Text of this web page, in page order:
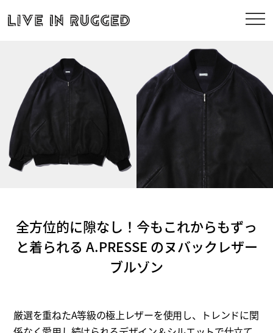
全方位的に隙なし！今もこれからもずっ
と着られる A.PRESSE のヌバックレザー
ブルゾン
厳選を重ねたA等級の極上レザーを使用し、トレンドに関